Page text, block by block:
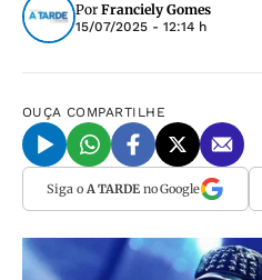
Por Franciely Gomes
15/07/2025 - 12:14 h
OUÇA COMPARTILHE
Siga o A TARDEno Google